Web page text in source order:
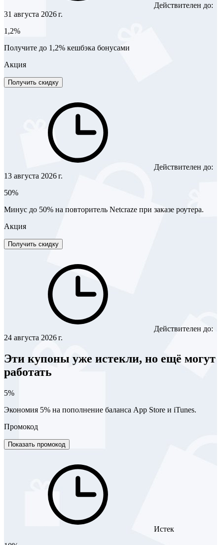
Действителен до:
31 августа 2026 г.
1,2%
Получите до 1,2% кешбэка бонусами
Акция
Получить скидку
Действителен до:
13 августа 2026 г.
50%
Минус до 50% на повторитель Netcraze при заказе роутера.
Акция
Получить скидку
Действителен до:
24 августа 2026 г.
Эти купоны уже истекли, но ещё могут
работать
5%
Экономия 5% на пополнение баланса App Store и iTunes.
Промокод
Показать промокод
Истек